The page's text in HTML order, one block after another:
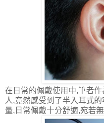
在日常的佩戴使用中,筆者
人,竟然感受到了半入耳式
量,日常佩戴十分舒適,宛若無